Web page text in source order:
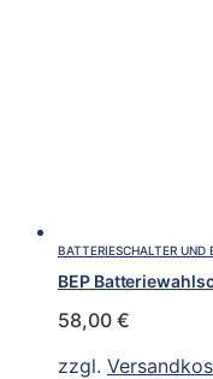
BATTERIESCHALTER UND
BEP
58,00 €
zzgl.